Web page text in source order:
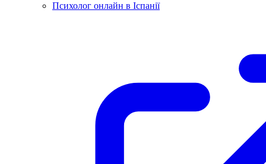
Психолог онлайн в Іспанії